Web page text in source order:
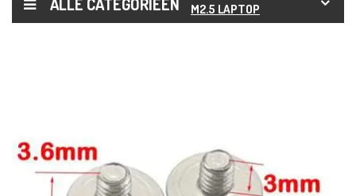
M2.5 LAPTOP
SCHARNIER